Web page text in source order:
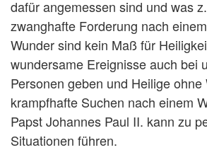
dafür angemessen sind und was
zwanghafte Forderung nach
Wunder sind kein Maß für
wundersame Ereignisse auch bei
Personen geben und Heilige ohne
krampfhafte Suchen nach einem
Papst Johannes Paul II. kann zu
Situationen führen.